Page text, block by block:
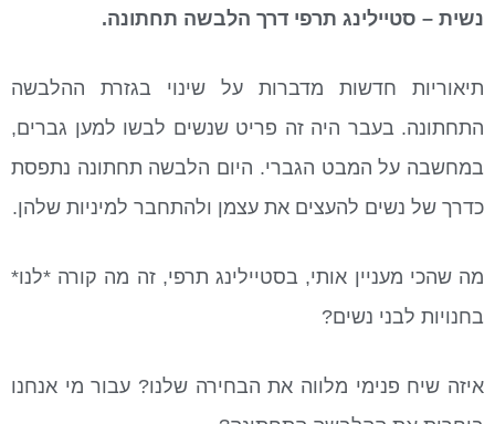
נשית – סטיילינג תרפי דרך הלבשה תחתונה.
תיאוריות חדשות מדברות על שינוי בגזרת ההלבשה
התחתונה. בעבר היה זה פריט שנשים לבשו למען גברים,
במחשבה על המבט הגברי. היום הלבשה תחתונה נתפסת
כדרך של נשים להעצים את עצמן ולהתחבר למיניות שלהן.
מה שהכי מעניין אותי, בסטיילינג תרפי, זה מה קורה *לנו*
בחנויות לבני נשים?
איזה שיח פנימי מלווה את הבחירה שלנו? עבור מי אנחנו